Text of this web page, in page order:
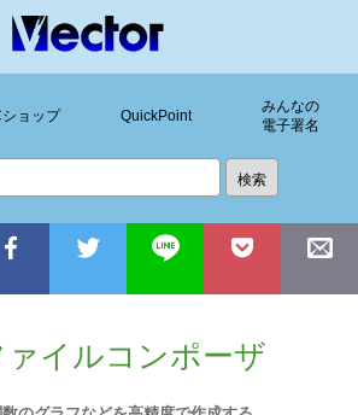
ショップ QuickPoint
みんなの
電子署名
ァイルコンポーザ